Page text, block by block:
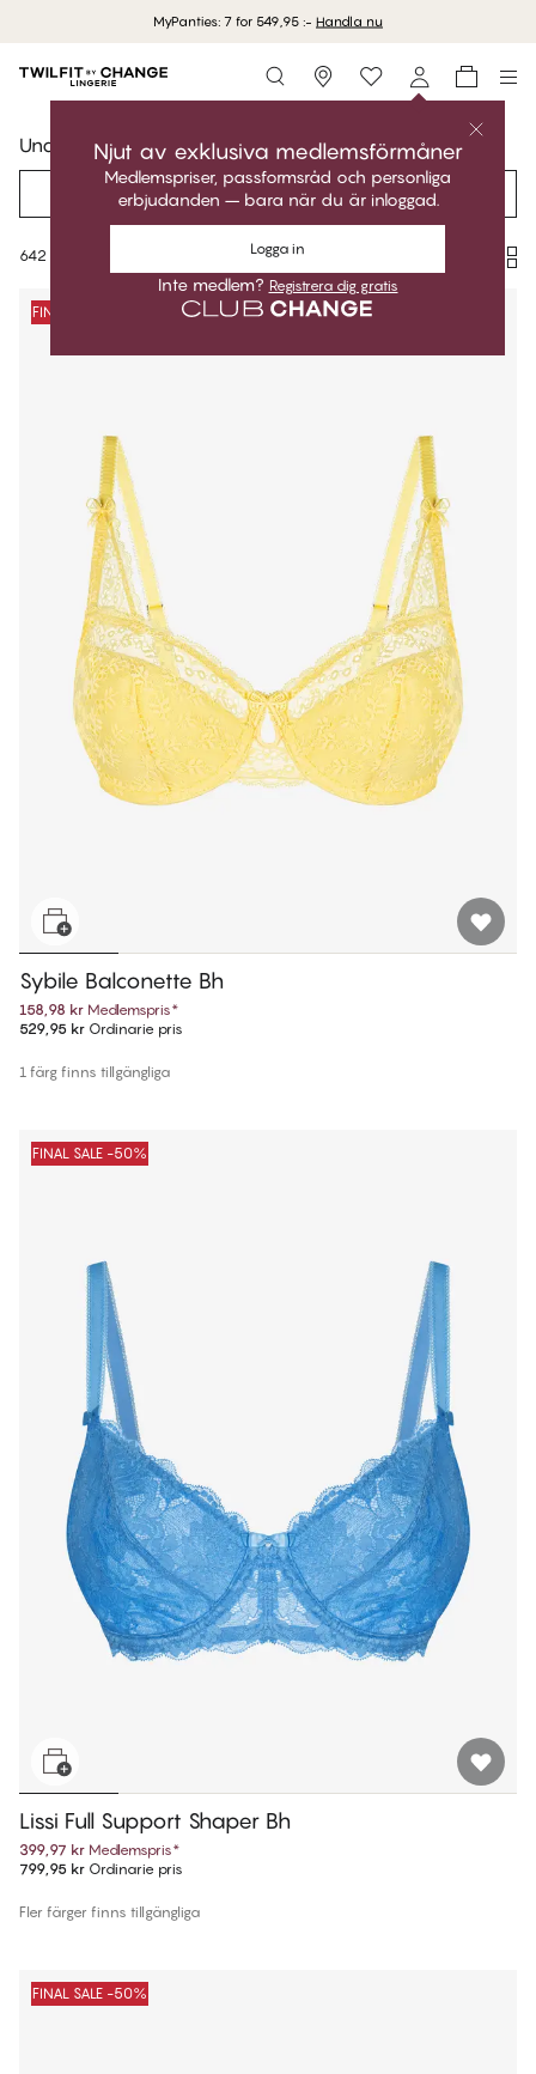
MyPanties: 7 for 549,95 :- Handla nu
Storefinder
Njut av exklusiva medlemsförmåner
Medlemspriser, passformsråd och personliga
erbjudanden – bara när du är inloggad.
Logga in
Inte medlem? Registrera dig gratis
Underkläder
Filter Rekommenderad
642 produkter
Produkter
FINAL SALE -70%
Sybile Balconette Bh
158,98 kr Medlemspris*
529,95 kr Ordinarie pris
1 färg finns tillgängliga
FINAL SALE -50%
Lissi Full Support Shaper Bh
399,97 kr Medlemspris*
799,95 kr Ordinarie pris
Fler färger finns tillgängliga
FINAL SALE -50%